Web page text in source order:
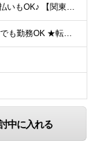
◆正社員／契約社員※給与前払いもOK♪ 【関東（一都三県）】 月給25万円～ ※固定残業代（月20時間分／月3万2383円）を含む。超過分は別途支給。 ※試用期間中の給与は月給22万円～ 【関東（北
★全国47都道府県、どこからでも勤務OK ★転勤なし！腰を据えて活躍◎ ★マイカー通勤OK（拠点による） ★業務に慣れたら、ゆくゆくはリモート併用やフルリモートも可能 全国のお客様先にて勤務していた
中に入れる